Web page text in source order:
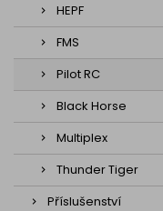
HEPF
FMS
Pilot RC
Black Horse
Multiplex
Thunder Tiger
Příslušenství